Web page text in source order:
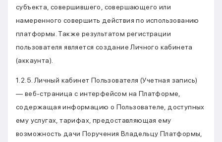
субъекта, совершившего, совершающего или
намеренного совершить действия по использованию
платформы. Также результатом регистрации
пользователя является создание Личного кабинета
(аккаунта).
1.2.5. Личный кабинет Пользователя (Учетная запись)
— веб-страница с интерфейсом на Платформе,
содержащая информацию о Пользователе, доступных
ему услугах, тарифах, предоставляющая ему
возможность дачи Поручения Владельцу Платформы,